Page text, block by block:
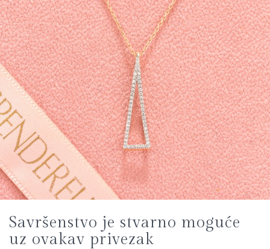
Savršenstvo je stvarno moguće
uz ovakav privezak